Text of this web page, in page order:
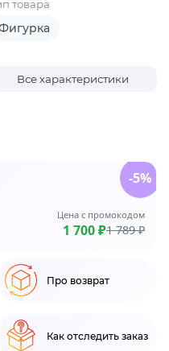
товара
Все характеристики
Цена с промокодом
1 700 ₽1 789 ₽
-5%
Про возврат
Как отследить заказ